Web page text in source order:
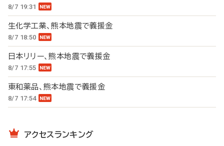
8/7 19:31
生化学工業、熊本地震で義援金
8/7 18:50
日本リリー、熊本地震で義援金
8/7 17:55
東和薬品、熊本地震で義援金
8/7 17:54
アクセスランキング